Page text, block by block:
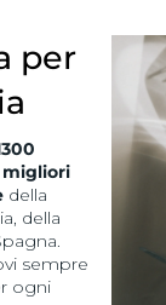
per
della
della
sempre
ogni